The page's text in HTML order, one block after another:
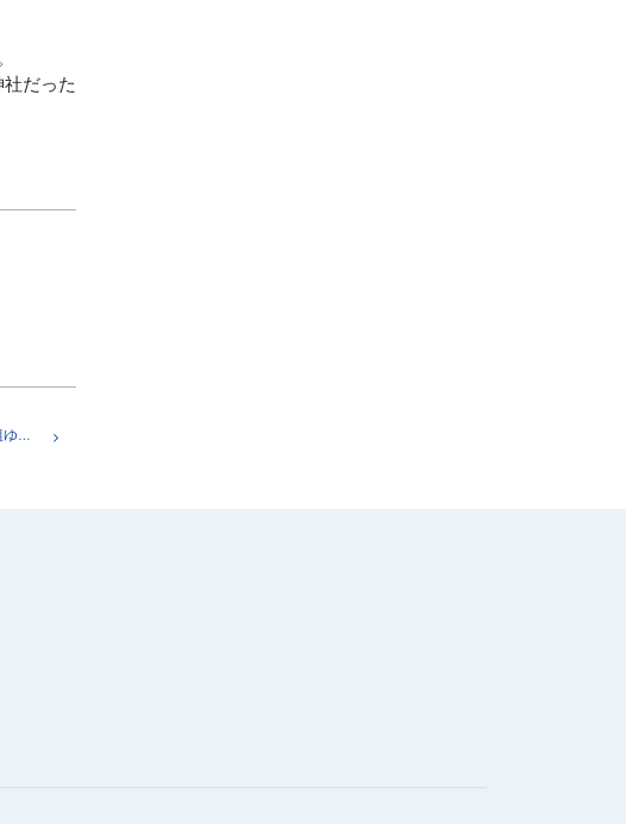
だった
西本願寺の太鼓楼。新撰組ゆかりの地。京都市